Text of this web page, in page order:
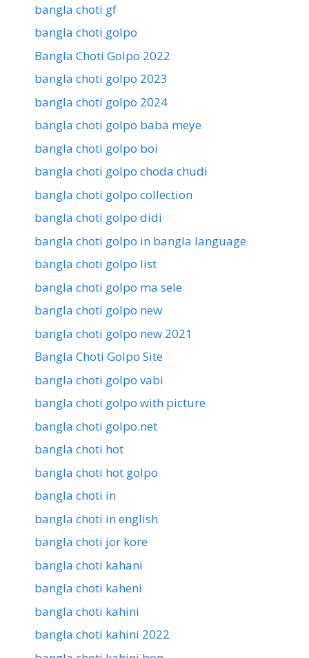
bangla choti gf
bangla choti golpo
Bangla Choti Golpo 2022
bangla choti golpo 2023
bangla choti golpo 2024
bangla choti golpo baba meye
bangla choti golpo boi
bangla choti golpo choda chudi
bangla choti golpo collection
bangla choti golpo didi
bangla choti golpo in bangla language
bangla choti golpo list
bangla choti golpo ma sele
bangla choti golpo new
bangla choti golpo new 2021
Bangla Choti Golpo Site
bangla choti golpo vabi
bangla choti golpo with picture
bangla choti golpo.net
bangla choti hot
bangla choti hot golpo
bangla choti in
bangla choti in english
bangla choti jor kore
bangla choti kahani
bangla choti kaheni
bangla choti kahini
bangla choti kahini 2022